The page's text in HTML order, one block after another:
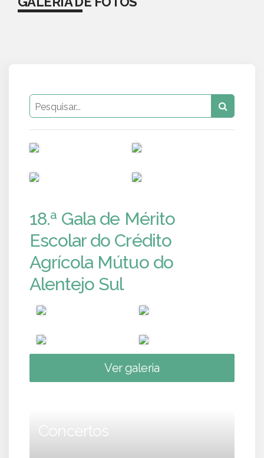
18.ª Gala de Mérito
Escolar do Crédito
Agrícola Mútuo do
Alentejo Sul
Ver galeria
Concertos